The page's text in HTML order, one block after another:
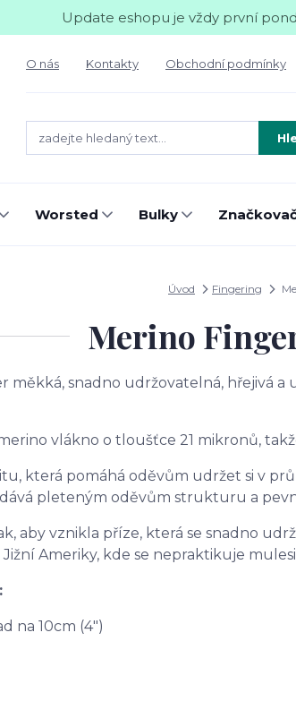
Update eshopu je vždy první
O nás Kontakty Obchodní podmínky
Worsted Bulky
Úvod Fingering
Merino
měkká, snadno udržovatelná, hřejivá
vlákno o tloušťce 21 mikronů,
která pomáhá oděvům udržet si v
pleteným oděvům strukturu a
aby vznikla příze, která se snadno
Ameriky, kde se nepraktikuje
na 10cm (4")